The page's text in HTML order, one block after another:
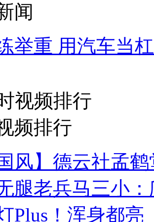
闻
举重 用汽车当
视频排行
频排行
风】德云社孟
腿老兵马三小
Plus！浑身都亮